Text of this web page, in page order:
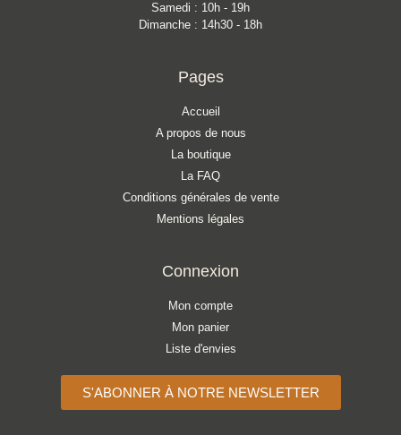
Samedi : 10h - 19h
Dimanche : 14h30 - 18h
Pages
Accueil
A propos de nous
La boutique
La FAQ
Conditions générales de vente
Mentions légales
Connexion
Mon compte
Mon panier
Liste d'envies
S'ABONNER À NOTRE NEWSLETTER